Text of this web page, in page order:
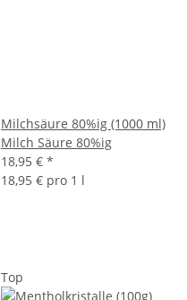
Milchsäure 80%ig (1000 ml)
Milch Säure 80%ig
18,95 € *
18,95 € pro 1 l
Top